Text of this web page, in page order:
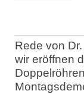
Rede von
wir eröffnen